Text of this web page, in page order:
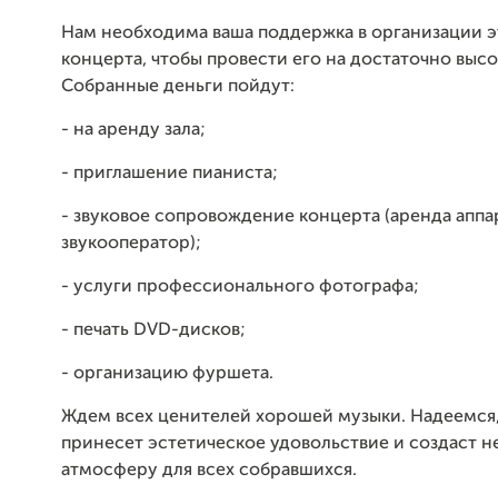
Нам необходима ваша поддержка в организации
концерта, чтобы провести его на достаточно
Собранные деньги пойдут:
- на аренду зала;
- приглашение пианиста;
- звуковое сопровождение концерта (аренда
звукооператор);
- услуги профессионального фотографа;
- печать DVD-дисков;
- организацию фуршета.
Ждем всех ценителей хорошей музыки.
принесет эстетическое удовольствие и создаст
атмосферу для всех собравшихся.